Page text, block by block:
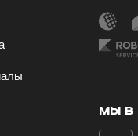
МЫ В